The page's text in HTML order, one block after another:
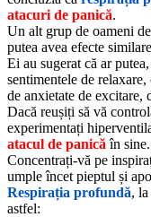
atacuri de panică.
Un alt grup de oameni
putea avea efecte
Ei au sugerat că ar
sentimentele de
de anxietate de excitare,
Dacă reușiți să vă
experimentați
atacul de panică în sine.
Concentrați-vă pe
umple încet pieptul și
Respirația profundă,
astfel: